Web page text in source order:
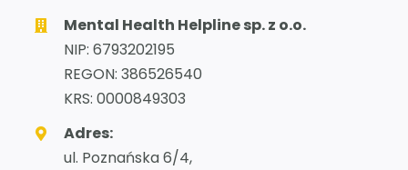
Mental Health Helpline sp. z o.o.
NIP: 6793202195
REGON: 386526540
KRS: 0000849303
Adres:
ul. Poznańska 6/4,